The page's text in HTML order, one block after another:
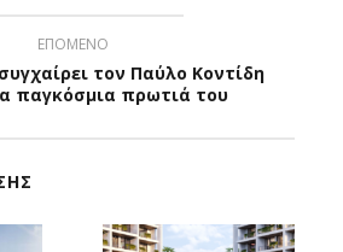
ΕΠΟΜΕΝΟ
τον Παύλο Κοντίδη
παγκόσμια πρωτιά του